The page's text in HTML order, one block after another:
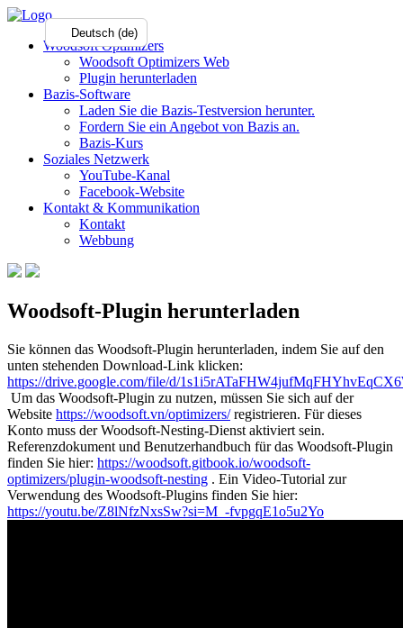
Woodsoft Optimizers
Woodsoft Optimizers Web
Plugin herunterladen
Bazis-Software
Laden Sie die Bazis-Testversion herunter.
Fordern Sie ein Angebot von Bazis an.
Bazis-Kurs
Soziales Netzwerk
YouTube-Kanal
Facebook-Website
Kontakt & Kommunikation
Kontakt
Webbung
Woodsoft-Plugin herunterladen
Sie können das Woodsoft-Plugin herunterladen, indem Sie auf den
unten stehenden Download-Link klicken:
https://drive.google.com/file/d/
Um das Woodsoft-Plugin zu nutzen, müssen Sie sich auf der
Website https://woodsoft.vn/optimizers/registrieren. Für dieses
Konto muss der Woodsoft-Nesting-Dienst aktiviert sein.
Referenzdokument und Benutzerhandbuch für das Woodsoft-Plugin
finden Sie hier: https://woodsoft.gitbook.io/woodsoft-
optimizers/plugin-woodsoft-nesting . Ein Video-Tutorial zur
Verwendung des Woodsoft-Plugins finden Sie hier:
https://youtu.be/Z8lNfzNxsSw?si=M_-fvpgqE1o5u2Yo
Deutsch (de)